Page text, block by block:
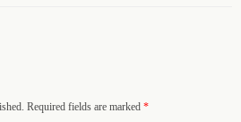
Required fields are marked *